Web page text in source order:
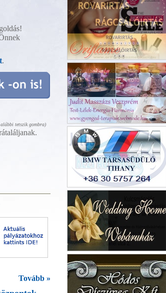
.
tetszik gombra)
Tovább »
Rovarirtás 66NAP Kft
Reptéri Transzfer
Jutas kézi autómosó
Kulcsmásolás Szeged